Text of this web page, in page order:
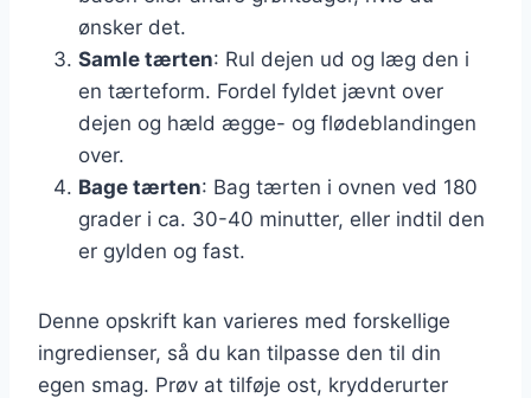
ønsker det.
Samle tærten: Rul dejen ud og læg den i
en tærteform. Fordel fyldet jævnt over
dejen og hæld ægge- og flødeblandingen
over.
Bage tærten: Bag tærten i ovnen ved 180
grader i ca. 30-40 minutter, eller indtil den
er gylden og fast.
Denne opskrift kan varieres med forskellige
ingredienser, så du kan tilpasse den til din
egen smag. Prøv at tilføje ost, krydderurter